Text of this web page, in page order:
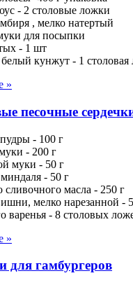
- 2 столовые ложки
, мелко натертый
для посыпки
- 1 шт
кунжут - 1 столовая
»
песочные
- 100 г
- 200 г
муки - 50 г
- 50 г
сливочного масла - 250 г
мелко нарезанной -
варенья - 8 столовых
»
для гамбургеров